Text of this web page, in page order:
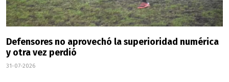
Defensores no aprovechó la superioridad numérica
y otra vez perdió
31-07-2026